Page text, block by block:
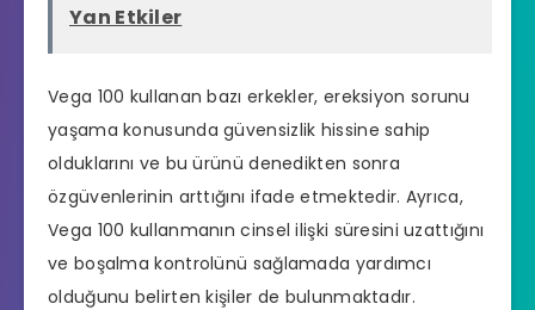
Yan Etkiler
Vega 100 kullanan bazı erkekler, ereksiyon sorunu
yaşama konusunda güvensizlik hissine sahip
olduklarını ve bu ürünü denedikten sonra
özgüvenlerinin arttığını ifade etmektedir. Ayrıca,
Vega 100 kullanmanın cinsel ilişki süresini uzattığını
ve boşalma kontrolünü sağlamada yardımcı
olduğunu belirten kişiler de bulunmaktadır.